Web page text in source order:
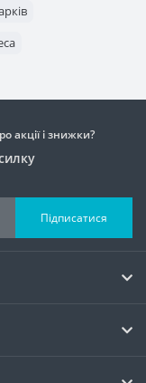
акції і знижки?
Підписатися